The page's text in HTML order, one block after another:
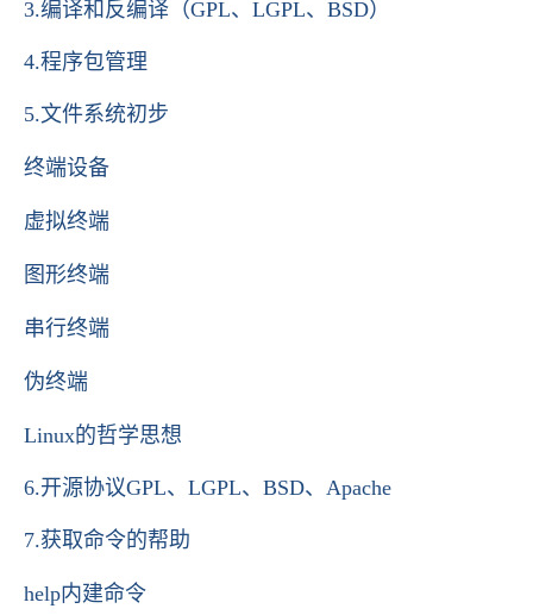
3.编译和反编译（GPL、LGPL、BSD）
4.程序包管理
5.文件系统初步
终端设备
虚拟终端
图形终端
串行终端
伪终端
Linux的哲学思想
6.开源协议GPL、LGPL、BSD、Apache
7.获取命令的帮助
help内建命令